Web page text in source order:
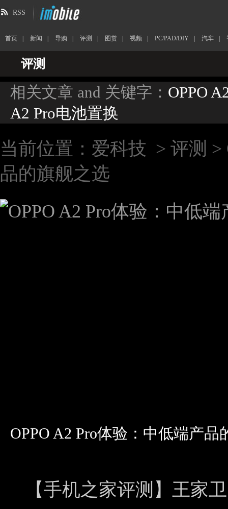
RSS
首页 新闻 导购 评测 图赏 视频 PC/PAD/DIY 汽车
评测
相关文章 and 关键字： OPPO
A2 Pro电池置换
当前位置： 爱科技 > 评测 >
品的旗舰之选
OPPO A2 Pro体验：中低端产品
【手机之家评测】王家